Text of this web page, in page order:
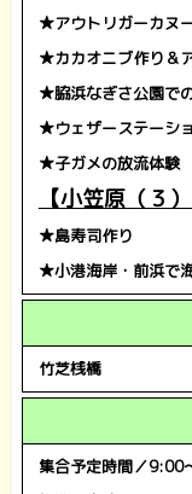
★アウトリガーカヌ
★カカオニブ作り＆
★脇浜なぎさ公園で
★ウェザーステーシ
★子ガメの放流体験あ
【小笠原（３
★島寿司作り
★小港海岸・前浜で
竹芝桟橋
集合予定時間／9:00